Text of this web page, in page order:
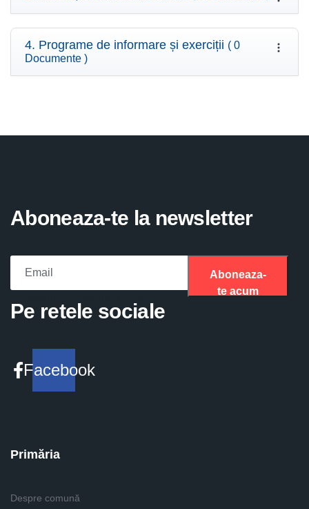
4. Programe de informare și exerciții ( 0
Documente )
Aboneaza-te la newsletter
Aboneaza-
te acum
Pe retele sociale
Facebook
Primăria
Despre comună